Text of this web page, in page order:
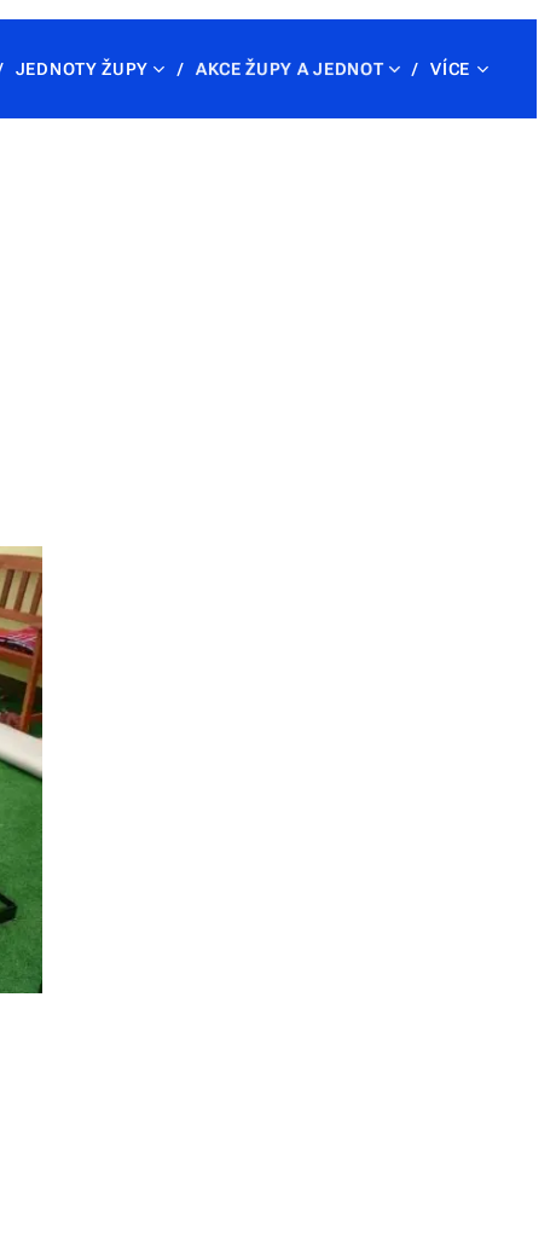
JEDNOTY ŽUPY AKCE ŽUPY A JEDNOT VÍCE